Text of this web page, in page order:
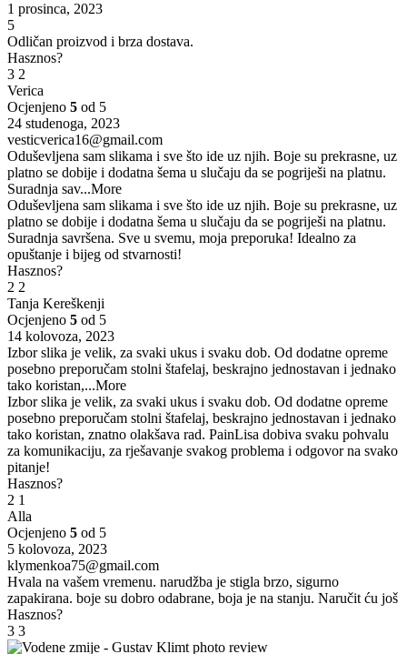
1 prosinca, 2023
5
Odličan proizvod i brza dostava.
Hasznos?
3 2
Verica
Ocjenjeno 5 od 5
24 studenoga, 2023
vesticverica16@gmail.com
Oduševljena sam slikama i sve što ide uz njih. Boje su prekrasne, uz
platno se dobije i dodatna šema u slučaju da se pogriješi na platnu.
Suradnja sav...More
Oduševljena sam slikama i sve što ide uz njih. Boje su prekrasne, uz
platno se dobije i dodatna šema u slučaju da se pogriješi na platnu.
Suradnja savršena. Sve u svemu, moja preporuka! Idealno za
opuštanje i bijeg od stvarnosti!
Hasznos?
2 2
Tanja Kereškenji
Ocjenjeno 5 od 5
14 kolovoza, 2023
Izbor slika je velik, za svaki ukus i svaku dob. Od dodatne opreme
posebno preporučam stolni štafelaj, beskrajno jednostavan i jednako
tako koristan,...More
Izbor slika je velik, za svaki ukus i svaku dob. Od dodatne opreme
posebno preporučam stolni štafelaj, beskrajno jednostavan i jednako
tako koristan, znatno olakšava rad. PainLisa dobiva svaku pohvalu
za komunikaciju, za rješavanje svakog problema i odgovor na svako
pitanje!
Hasznos?
2 1
Alla
Ocjenjeno 5 od 5
5 kolovoza, 2023
klymenkoa75@gmail.com
Hvala na vašem vremenu. narudžba je stigla brzo, sigurno
zapakirana. boje su dobro odabrane, boja je na stanju. Naručit ću još
Hasznos?
3 3